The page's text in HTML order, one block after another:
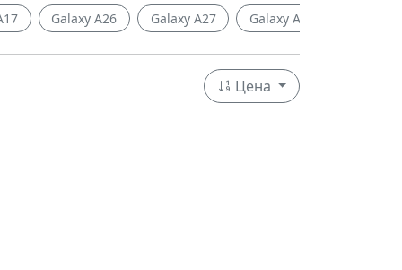
Galaxy A26 Galaxy A27 Galaxy A36
Цена